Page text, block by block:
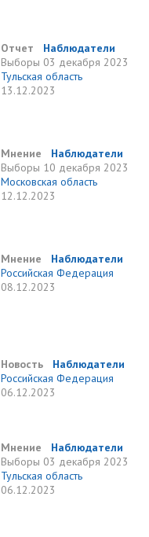
Отчет
Наблюдатели
Выборы 03 декабря 2023
Тульская область
13.12.2023
Мнение
Наблюдатели
Выборы 10 декабря 2023
Московская область
12.12.2023
Мнение
Наблюдатели
Российская Федерация
08.12.2023
Новость
Наблюдатели
Российская Федерация
06.12.2023
Мнение
Наблюдатели
Выборы 03 декабря 2023
Тульская область
06.12.2023